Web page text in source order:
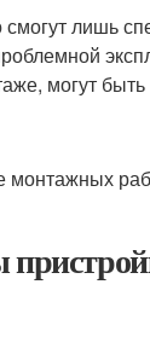
лишь
могут